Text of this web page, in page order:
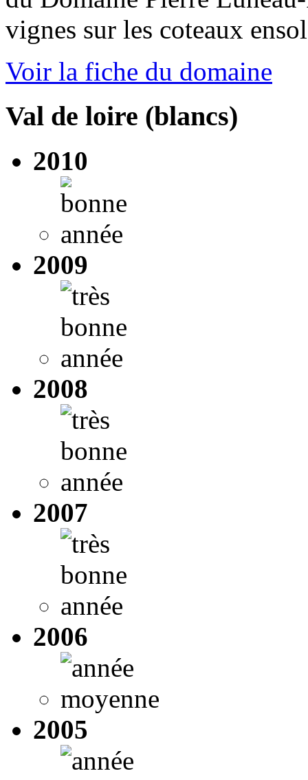
vignes sur les coteaux
Voir la fiche du domaine
Val de loire (blancs)
2010
2009
2008
2007
2006
2005